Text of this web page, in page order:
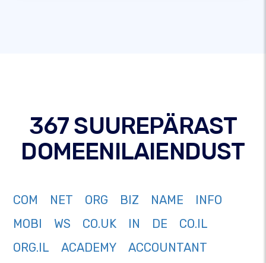
367 SUUREPÄRAST
DOMEENILAIENDUST
COM NET ORG BIZ NAME
INFO
MOBI
WS CO.UK IN DE
CO.IL
ORG.IL
ACADEMY
ACCOUNTANT